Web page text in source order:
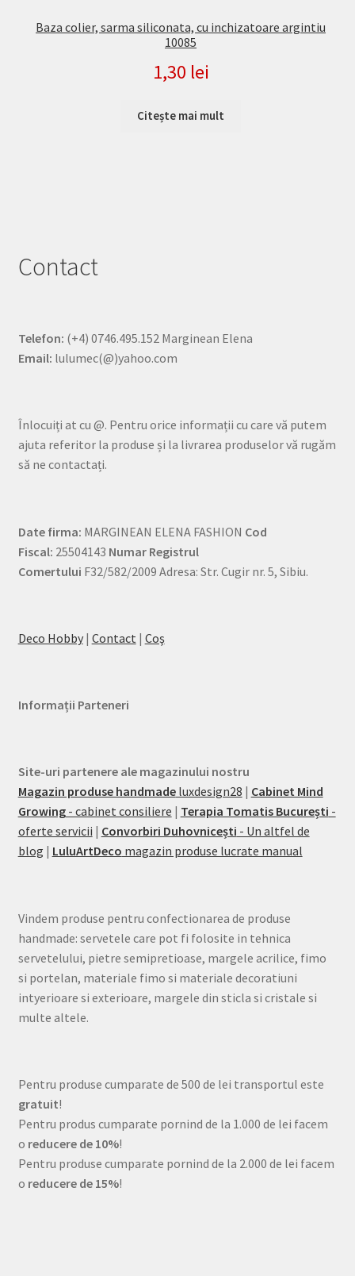
Baza colier, sarma siliconata, cu inchizatoare argintiu
10085
1,30 lei
Citește mai mult
Contact
Telefon: (+4) 0746.495.152 Marginean Elena
Email: lulumec(@)yahoo.com
Înlocuiți at cu @. Pentru orice informații cu care vă putem
ajuta referitor la produse și la livrarea produselor vă rugăm
să ne contactați.
Date firma: MARGINEAN ELENA FASHION Cod
Fiscal: 25504143 Numar Registrul
Comertului F32/582/2009 Adresa: Str. Cugir nr. 5, Sibiu.
Deco Hobby| Contact | Coş
Informații Parteneri
Site-uri partenere ale magazinului nostru
Magazin produse handmadeluxdesign28 | Cabinet Mind
Growing- cabinet consiliere | Terapia Tomatis București -
oferte servicii | Convorbiri Duhovnicești - Un altfel de
blog | LuluArtDeco magazin produse lucrate manual
Vindem produse pentru confectionarea de produse
handmade: servetele care pot fi folosite in tehnica
servetelului, pietre semipretioase, margele acrilice, fimo
si portelan, materiale fimo si materiale decoratiuni
intyerioare si exterioare, margele din sticla si cristale si
multe altele.
Pentru produse cumparate de 500 de lei transportul este
gratuit!
Pentru produs cumparate pornind de la 1.000 de lei facem
o reducere de 10%!
Pentru produse cumparate pornind de la 2.000 de lei facem
o reducere de 15%!